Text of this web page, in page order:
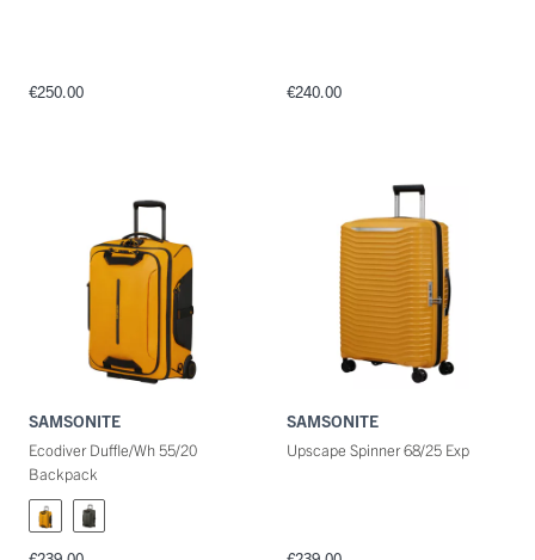
€250.00 €240.00
SAMSONITE
Ecodiver Duffle/Wh 55/20
Backpack
SAMSONITE
Upscape Spinner 68/25 Exp